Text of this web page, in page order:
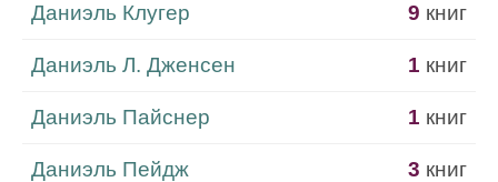
Даниэль Клугер 9 книг
Даниэль Л. Дженсен 1 книг
Даниэль Пайснер 1 книг
Даниэль Пейдж 3 книг